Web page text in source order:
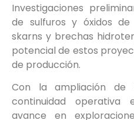
Investigaciones
de sulfuros y óxidos
skarns y brechas
potencial de estos
de producción.
Con la ampliación de
continuidad
avance en